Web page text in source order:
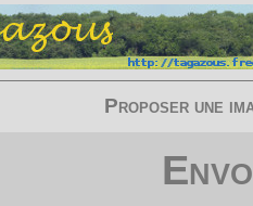
Proposer une